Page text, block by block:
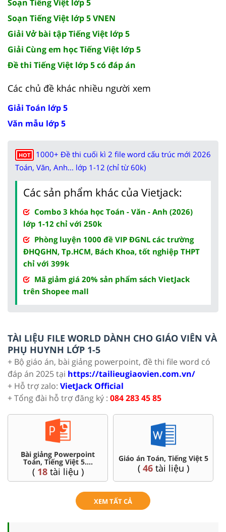
Soạn Tiếng Việt lớp 5
Soạn Tiếng Việt lớp 5 VNEN
Giải Vở bài tập Tiếng Việt lớp 5
Giải Cùng em học Tiếng Việt lớp 5
Đề thi Tiếng Việt lớp 5 có đáp án
Các chủ đề khác nhiều người xem
Giải Toán lớp 5
Văn mẫu lớp 5
HOT
1000+ Đề thi cuối kì 2 file word cấu trúc mới 2026
Toán, Văn, Anh... lớp 1-12 (chỉ từ 60k)
Các sản phẩm khác của Vietjack:
Combo 3 khóa học Toán - Văn - Anh (2026)
lớp 1-12 chỉ với 250k
Phòng luyện 1000 đề VIP ĐGNL các trường
ĐHQGHN, Tp.HCM, Bách Khoa, tốt nghiệp THPT
chỉ với 399k
Mã giảm giá 20% sản phẩm sách VietJack
trên Shopee mall
TÀI LIỆU FILE WORLD DÀNH CHO GIÁO VIÊN VÀ
PHỤ HUYNH LỚP 1-5
+ Bộ giáo án, bài giảng powerpoint, đề thi file word có
đáp án 2025 tại https://tailieugiaovien.com.vn/
+ Hỗ trợ zalo: VietJack Official
+ Tổng đài hỗ trợ đăng ký : 084 283 45 85
Giáo án Toán, Tiếng Việt 5
(46tài liệu )
Chuyên đề dạy thêm Toán,
Tiếng Việt ...5
( 36tài liệu )
XEM TẤT CẢ